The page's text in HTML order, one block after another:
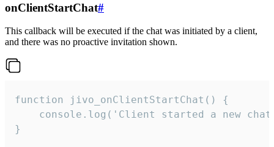
onClientStartChat#
This callback will be executed if the chat was initiated by a client,
and there was no proactive invitation shown.
function jivo_onClientStartChat() {
console.log('Client started a new
}